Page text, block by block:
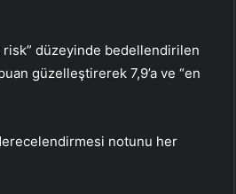
risk” düzeyinde bedellendirilen
güzelleştirerek 7,9’a ve “en
notunu her